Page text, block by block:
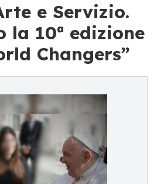
e Servizio.
la 10ª edizione
Changers”